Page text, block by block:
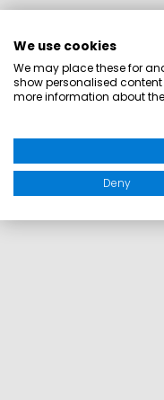
We use cookies
We may place these for
show personalised
more information about
Deny